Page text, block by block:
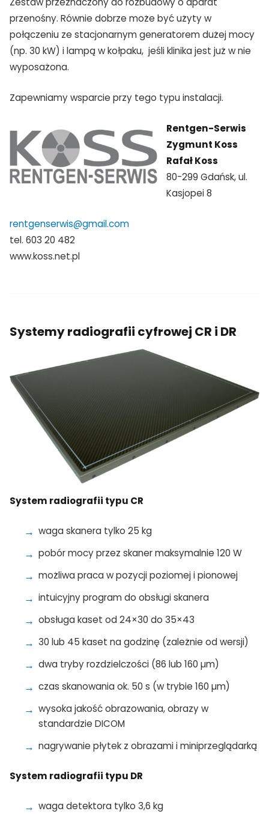
TAK, JESTEM PROFESIONALISTĄ
przenośny. Równie dobrze może być użyty w
połączeniu ze stacjonarnym generatorem dużej mocy
(np. 30 kW) i lampą w kołpaku, jeśli klinika jest już w nie
wyposażona.
Zapewniamy wsparcie przy tego typu instalacji.
Rentgen-Serwis
Zygmunt Koss
Rafał Koss
80-299 Gdańsk, ul.
Kasjopei 8
rentgenserwis@gmail.com
tel. 603 20 482
www.koss.net.pl
Systemy radiografii cyfrowej CR i DR
System radiografii typu CR
waga skanera tylko 25 kg
pobór mocy przez skaner maksymalnie 120 W
możliwa praca w pozycji poziomej i pionowej
intuicyjny program do obsługi skanera
obsługa kaset od 24×30 do 35×43
30 lub 45 kaset na godzinę (zależnie od wersji)
dwa tryby rozdzielczości (86 lub 160 µm)
czas skanowania ok. 50 s (w trybie 160 µm)
wysoka jakość obrazowania, obrazy w
standardzie DICOM
nagrywanie płytek z obrazami i miniprzeglądarką
System radiografii typu DR
waga detektora tylko 3,6 kg